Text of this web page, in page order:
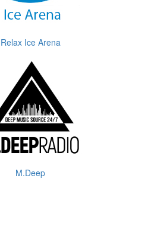
Relax Ice Arena
M.Deep